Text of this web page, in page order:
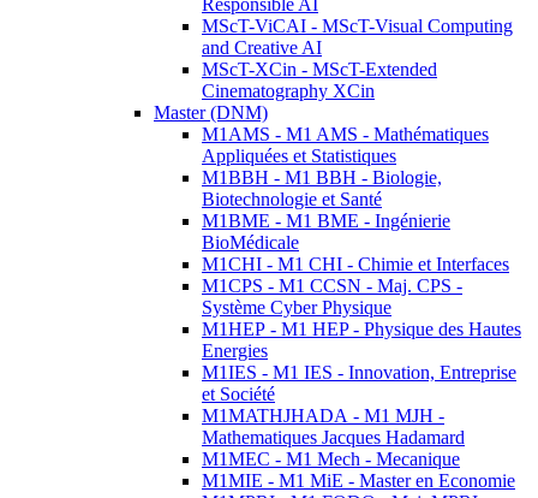
Responsible AI
MScT-ViCAI - MScT-Visual Computing
and Creative AI
MScT-XCin - MScT-Extended
Cinematography XCin
Master (DNM)
M1AMS - M1 AMS - Mathématiques
Appliquées et Statistiques
M1BBH - M1 BBH - Biologie,
Biotechnologie et Santé
M1BME - M1 BME - Ingénierie
BioMédicale
M1CHI - M1 CHI - Chimie et Interfaces
M1CPS - M1 CCSN - Maj. CPS -
Système Cyber Physique
M1HEP - M1 HEP - Physique des Hautes
Energies
M1IES - M1 IES - Innovation, Entreprise
et Société
M1MATHJHADA - M1 MJH -
Mathematiques Jacques Hadamard
M1MEC - M1 Mech - Mecanique
M1MIE - M1 MiE - Master en Economie